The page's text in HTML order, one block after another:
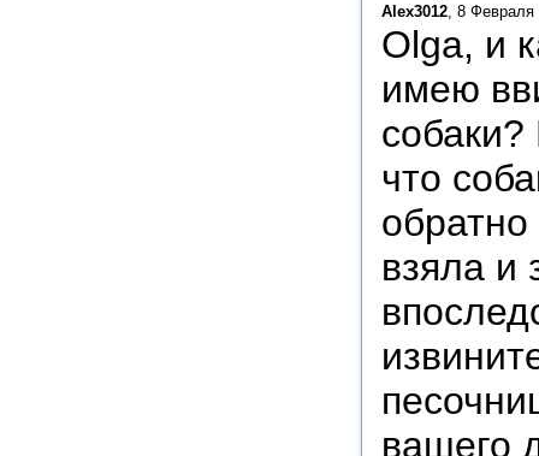
Alex3012 , 8
Olga, и
имею
что
взяла и
вашего